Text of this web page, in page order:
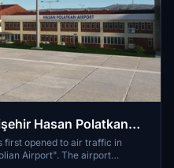
Hasan Polatkan
first opened to air traffic in
Airport". The airport